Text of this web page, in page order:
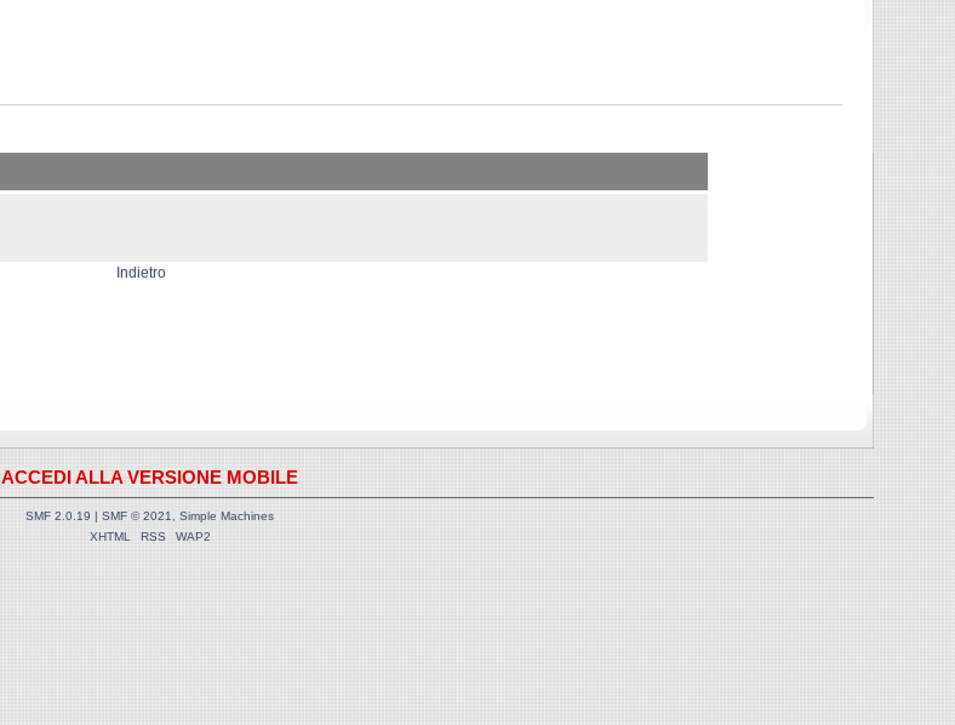
Indietro
ACCEDI ALLA VERSIONE MOBILE
SMF 2.0.19 | SMF © 2021
Simple Machines
XHTML
RSS WAP2